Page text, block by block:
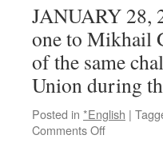
JANUARY 28,
one to Mikhail
of the same
Union during
Posted in *English |
Comments Offon